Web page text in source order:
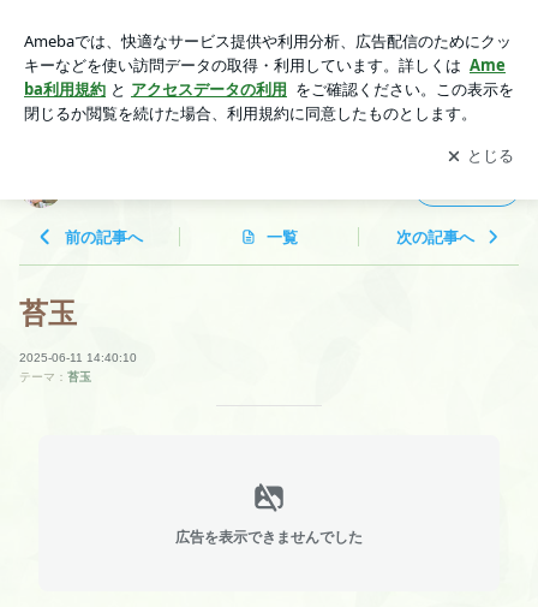
アプリをダウンロードして ブログの更新通知
を受け取りまし
ょう。
開く
前の記事へ 一覧 次の記事へ
苔玉
2025-06-11 14:40:10
テーマ： 苔玉
広告を表示できませんでした